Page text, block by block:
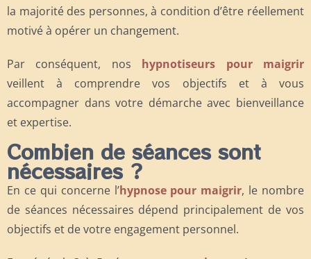
la majorité des personnes, à condition d’être réellement
motivé à opérer un changement.
Par conséquent, nos hypnotiseurs pour maigrir
veillent à comprendre vos objectifs et à vous
accompagner dans votre démarche avec bienveillance
et expertise.
Combien de séances sont
nécessaires ?
En ce qui concerne l’hypnose pour maigrir, le nombre
de séances nécessaires dépend principalement de vos
objectifs et de votre engagement personnel.